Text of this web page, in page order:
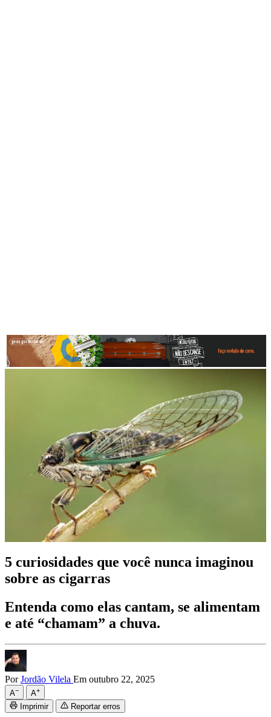
5 curiosidades que você nunca imaginou
sobre as cigarras
Entenda como elas cantam, se alimentam
e até “chamam” a chuva.
PorJordão Vilela Em outubro 22, 2025
A− A+
Imprimir Reportar erros